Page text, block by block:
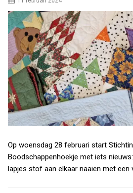
Op woensdag 28 februari start
Boodschappenhoekje met iets
lapjes stof aan elkaar naaien met een